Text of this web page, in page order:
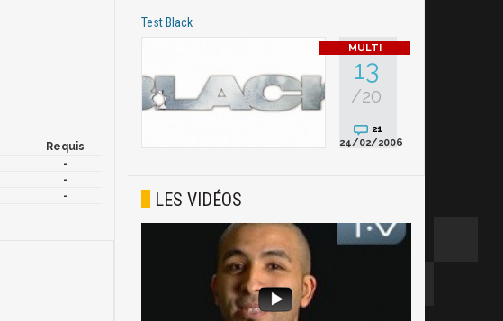
Requis
-
-
-
Test Black
13
/20
21
24/02/2006
LES VIDÉOS